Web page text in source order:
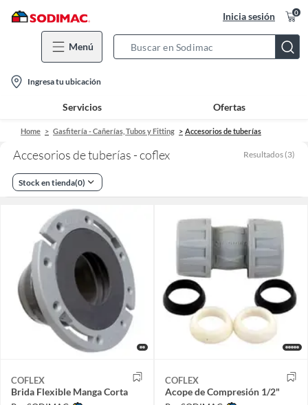
Inicia sesión 0
Menú
Bar
location-
icon
Ingresa tu ubicación
Servicios Ofertas
Home Gasfitería - Cañerías, Tubos y Fitting Accesorios de tuberías
Accesorios de tuberías - coflex Resultados (3)
Stock en tienda(0)
COFLEX
Brida Flexible Manga Corta
COFLEX
Acope de Compresión 1/2"